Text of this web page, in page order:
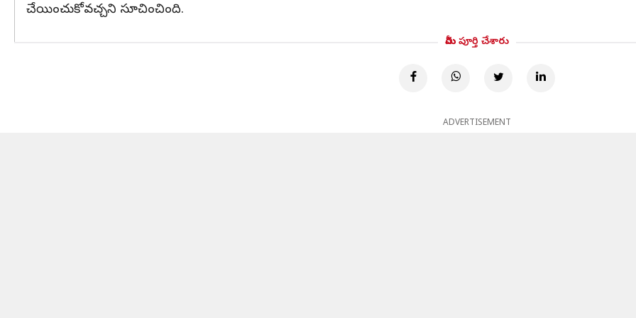
చేయించుకోవచ్చని సూచించింది.
మీరు పూర్తి చేశారు
ADVERTISEMENT